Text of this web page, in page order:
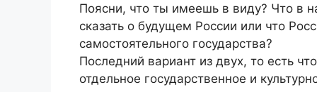
Поясни, что ты имеешь в виду? Что в
сказать о будущем России или что
самостоятельного государства?
Последний вариант из двух, то есть
отдельное государственное и